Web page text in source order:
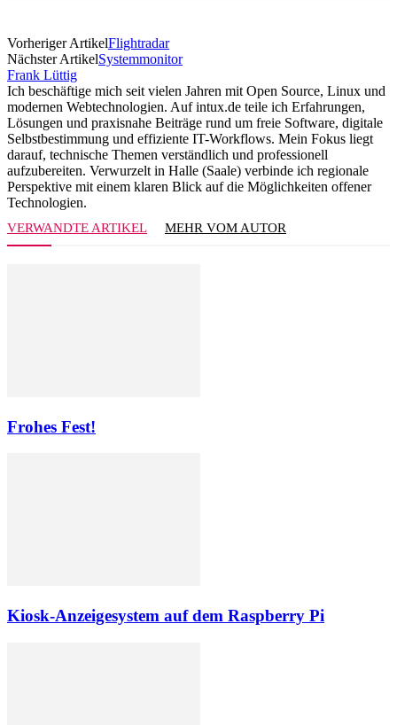
Vorheriger ArtikelFlightradar
Nächster ArtikelSystemmonitor
Frank Lüttig
Ich beschäftige mich seit vielen Jahren mit Open Source, Linux und
modernen Webtechnologien. Auf intux.de teile ich Erfahrungen,
Lösungen und praxisnahe Beiträge rund um freie Software, digitale
Selbstbestimmung und effiziente IT-Workflows. Mein Fokus liegt
darauf, technische Themen verständlich und professionell
aufzubereiten. Verwurzelt in Halle (Saale) verbinde ich regionale
Perspektive mit einem klaren Blick auf die Möglichkeiten offener
Technologien.
VERWANDTE ARTIKEL MEHR VOM AUTOR
Frohes Fest!
Kiosk-Anzeigesystem auf dem Raspberry Pi